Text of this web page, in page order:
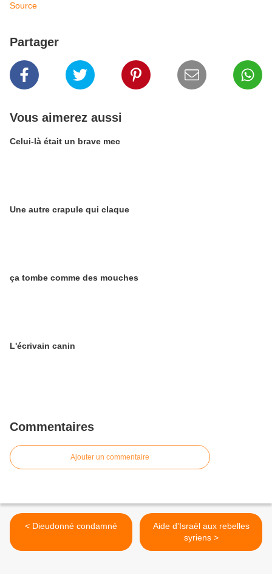
Source
Partager
Vous aimerez aussi
Celui-là était un brave mec
Une autre crapule qui claque
ça tombe comme des mouches
L'écrivain canin
Commentaires
Ajouter un commentaire
< Dieudonné condamné
Aide d'Israël aux rebelles
syriens >